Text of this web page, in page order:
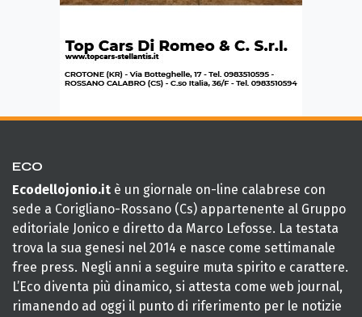
ECO
Ecodellojonio.it è un giornale on-line calabrese con
sede a Corigliano-Rossano (Cs) appartenente al Gruppo
editoriale Jonico e diretto da Marco Lefosse. La testata
trova la sua genesi nel 2014 e nasce come settimanale
free press. Negli anni a seguire muta spirito e carattere.
L’Eco diventa più dinamico, si attesta come web journal,
rimanendo ad oggi il punto di riferimento per le notizie